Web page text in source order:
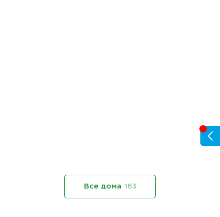
Все дома 163